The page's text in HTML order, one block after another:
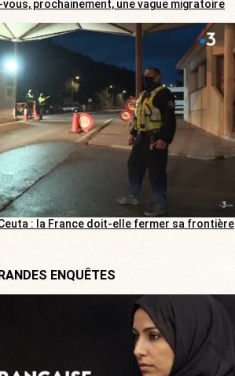
vous, prochainement, une vague migratoire
Ceuta : la France doit-elle fermer sa frontière
ENQUÊTES